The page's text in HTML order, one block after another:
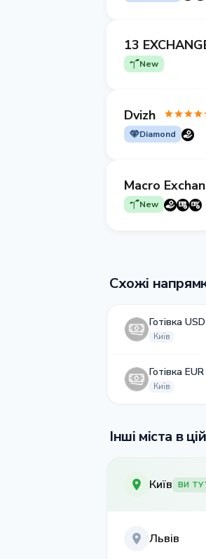
13
New
Dvizh
Diamond
Macro
New
Схожі
Готівка USD
Київ
Готівка EUR
Київ
Інші міста в
Київ ВИ
Львів